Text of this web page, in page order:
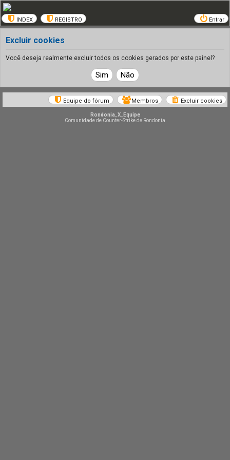
INDEX REGISTRO Entrar
Excluir cookies
Você deseja realmente excluir todos os cookies gerados por este painel?
Excluir cookies
Membros
Equipe do fórum
Rondonia_X_Equipe
Comunidade de Counter-Strike de Rondonia